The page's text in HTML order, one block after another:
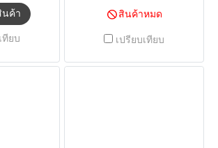
นค้า
ทียบ
สินค้าหมด
เปรียบเทียบ